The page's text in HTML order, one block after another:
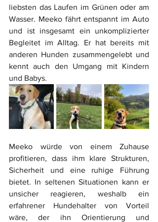
liebsten das Laufen im Grünen oder am
Wasser. Meeko fährt entspannt im Auto
und ist insgesamt ein unkomplizierter
Begleitet im Alltag. Er hat bereits mit
anderen Hunden zusammengelebt und
kennt auch den Umgang mit Kindern
und Babys.
Meeko würde von einem Zuhause
profitieren, dass ihm klare Strukturen,
Sicherheit und eine ruhige Führung
bietet. In seltenen Situationen kann er
unsicher reagieren, weshalb ein
erfahrener Hundehalter von Vorteil
wäre, der ihn Orientierung und